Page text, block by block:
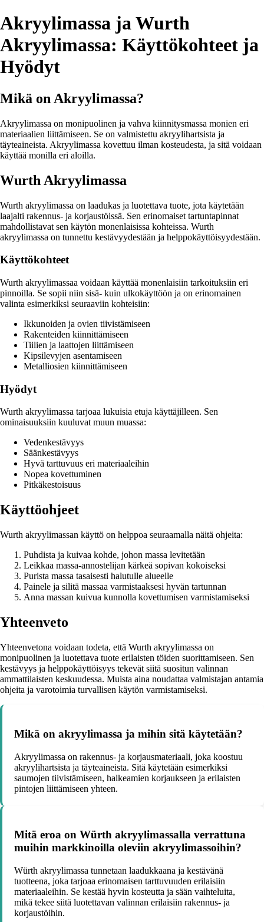
Akryylimassa ja Wurth
Akryylimassa: Käyttökohteet ja
Hyödyt
Mikä on Akryylimassa?
Akryylimassa on monipuolinen ja vahva kiinnitysmassa monien eri
materiaalien liittämiseen. Se on valmistettu akryylihartsista ja
täyteaineista. Akryylimassa kovettuu ilman kosteudesta, ja sitä voidaan
käyttää monilla eri aloilla.
Wurth Akryylimassa
Wurth akryylimassa on laadukas ja luotettava tuote, jota käytetään
laajalti rakennus- ja korjaustöissä. Sen erinomaiset tartuntapinnat
mahdollistavat sen käytön monenlaisissa kohteissa. Wurth
akryylimassa on tunnettu kestävyydestään ja helppokäyttöisyydestään.
Käyttökohteet
Wurth akryylimassaa voidaan käyttää monenlaisiin tarkoituksiin eri
pinnoilla. Se sopii niin sisä- kuin ulkokäyttöön ja on erinomainen
valinta esimerkiksi seuraaviin kohteisiin:
Ikkunoiden ja ovien tiivistämiseen
Rakenteiden kiinnittämiseen
Tiilien ja laattojen liittämiseen
Kipsilevyjen asentamiseen
Metalliosien kiinnittämiseen
Hyödyt
Wurth akryylimassa tarjoaa lukuisia etuja käyttäjilleen. Sen
ominaisuuksiin kuuluvat muun muassa:
Vedenkestävyys
Säänkestävyys
Hyvä tarttuvuus eri materiaaleihin
Nopea kovettuminen
Pitkäkestoisuus
Käyttöohjeet
Wurth akryylimassan käyttö on helppoa seuraamalla näitä ohjeita:
Puhdista ja kuivaa kohde, johon massa levitetään
Leikkaa massa-annostelijan kärkeä sopivan kokoiseksi
Purista massa tasaisesti halutulle alueelle
Painele ja silitä massaa varmistaaksesi hyvän tartunnan
Anna massan kuivua kunnolla kovettumisen varmistamiseksi
Yhteenveto
Yhteenvetona voidaan todeta, että Wurth akryylimassa on
monipuolinen ja luotettava tuote erilaisten töiden suorittamiseen. Sen
kestävyys ja helppokäyttöisyys tekevät siitä suositun valinnan
ammattilaisten keskuudessa. Muista aina noudattaa valmistajan antamia
ohjeita ja varotoimia turvallisen käytön varmistamiseksi.
Mikä on akryylimassa ja mihin sitä käytetään?
Akryylimassa on rakennus- ja korjausmateriaali, joka koostuu
akryylihartsista ja täyteaineista. Sitä käytetään esimerkiksi
saumojen tiivistämiseen, halkeamien korjaukseen ja erilaisten
pintojen liittämiseen yhteen.
Mitä eroa on Würth akryylimassalla verrattuna
muihin markkinoilla oleviin akryylimassoihin?
Würth akryylimassa tunnetaan laadukkaana ja kestävänä
tuotteena, joka tarjoaa erinomaisen tarttuvuuden erilaisiin
materiaaleihin. Se kestää hyvin kosteutta ja sään vaihteluita,
mikä tekee siitä luotettavan valinnan erilaisiin rakennus- ja
korjaustöihin.